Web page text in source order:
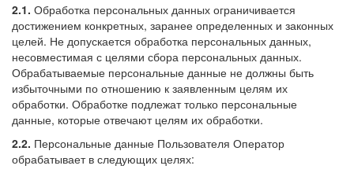
2.1. Обработка персональных данных ограничивается
достижением конкретных, заранее определенных и законных
целей. Не допускается обработка персональных данных,
несовместимая с целями сбора персональных данных.
Обрабатываемые персональные данные не должны быть
избыточными по отношению к заявленным целям их
обработки. Обработке подлежат только персональные
данные, которые отвечают целям их обработки.
2.2. Персональные данные Пользователя Оператор
обрабатывает в следующих целях: